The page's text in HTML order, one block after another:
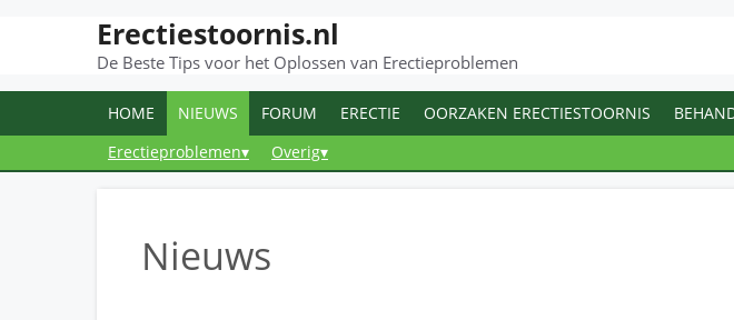
de
Erectiestoornis.nl
De Beste Tips voor het Oplossen van Erectieproblemen
HOME NIEUWS FORUM ERECTIE OORZAKEN ERECTIESTOORNIS
Erectieproblemen▾
Overig▾
Nieuws